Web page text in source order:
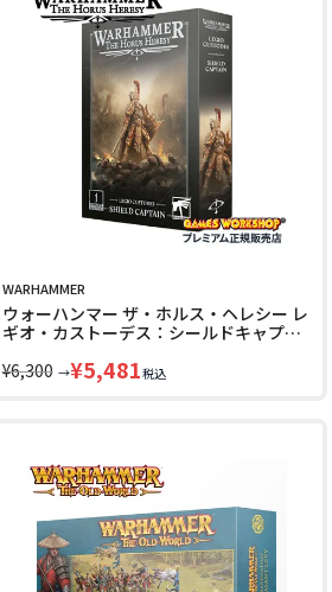
WARHAMMER
ウォーハンマー ザ・ホルス・ヘレシー レ
ギオ・カストーデス：シールドキャプテ
163 LINECPN
¥6,300 →¥5,481税込